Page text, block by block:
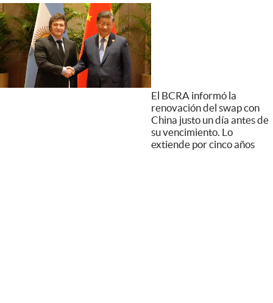
El BCRA informó la
renovación del swap con
China justo un día antes de
su vencimiento. Lo
extiende por cinco años